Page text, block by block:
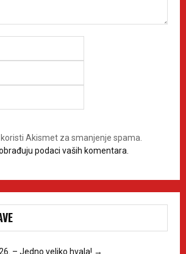
Akismet za smanjenje spama.
podaci vaših komentara.
– Jedno veliko hvala! →